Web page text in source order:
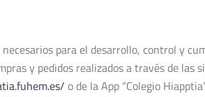
para el desarrollo, control y
y pedidos realizados a través de las
o de la App “Colegio